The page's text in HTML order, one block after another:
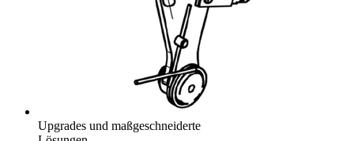
Upgrades und maßgeschneiderte